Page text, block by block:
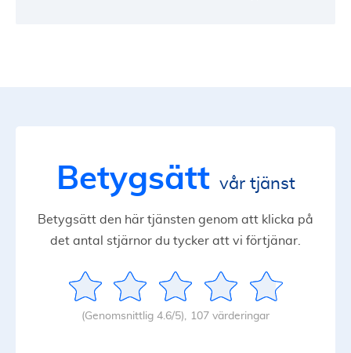
Betygsätt vår tjänst
Betygsätt den här tjänsten genom att klicka på
det antal stjärnor du tycker att vi förtjänar.
(Genomsnittlig 4.6/5), 107 värderingar